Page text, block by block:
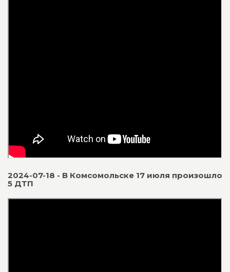
2024-07-18 - В Комсомольске 17 июля произошло
5 ДТП